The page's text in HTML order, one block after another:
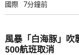
國際 7分鐘前
風暴「白海豚」
500航班取消